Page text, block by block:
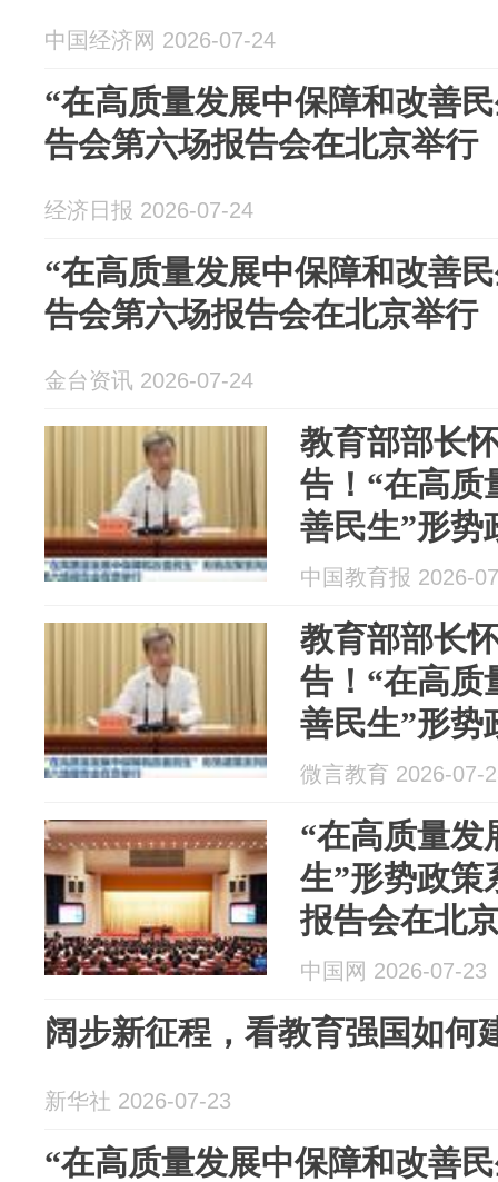
中国经济网 2026-07-24
“在高质量发展中保障和改善
告会第六场报告会在北京举行
经济日报 2026-07-24
“在高质量发展中保障和改善
告会第六场报告会在北京举行
金台资讯 2026-07-24
教育部部长
告！“在高质
善民生”形势
六场在北京
中国教育报 2026-
教育部部长
告！“在高质
善民生”形势
六场在北京
微言教育 2026-07-
“在高质量发
生”形势政策
报告会在北
中国网 2026-07-23
阔步新征程，看教育强国如何
新华社 2026-07-23
“在高质量发展中保障和改善